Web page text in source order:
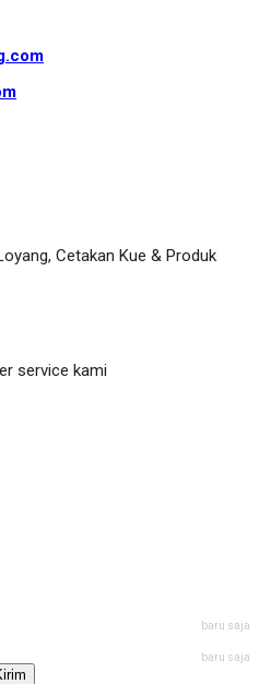
Cetakan Kue & Produk
service kami
baru saja
baru saja